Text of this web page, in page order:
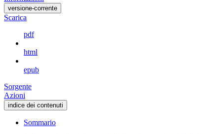
versione-corrente
Scarica
pdf
html
epub
Sorgente
Azioni
indice dei contenuti
Sommario